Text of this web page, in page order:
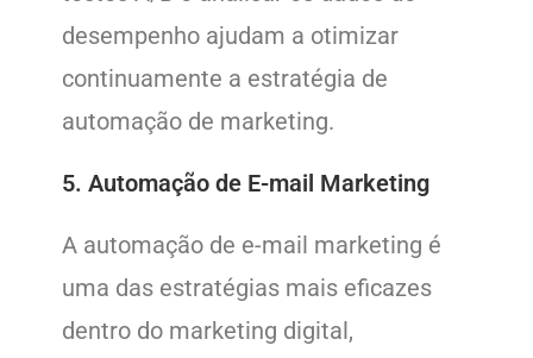
desempenho ajudam a otimizar
continuamente a estratégia de
automação de marketing.
5. Automação de E-mail Marketing
A automação de e-mail marketing é
uma das estratégias mais eficazes
dentro do marketing digital,